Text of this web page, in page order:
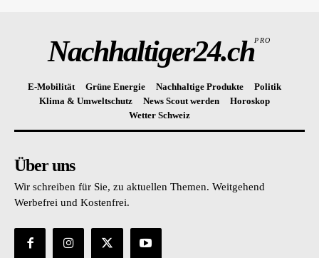
Nachhaltiger24.chPRO
E-Mobilität Grüne Energie Nachhaltige Produkte
Politik
Klima & Umweltschutz
News Scout werden
Horoskop
Wetter Schweiz
Über uns
Wir schreiben für Sie, zu aktuellen Themen. Weitgehend
Werbefrei und Kostenfrei.